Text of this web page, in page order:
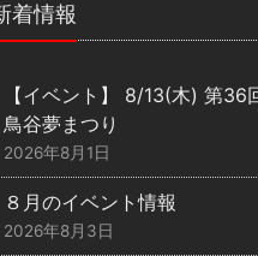
着情報
【イベント】 8/13(木) 第36
鳥谷夢まつり
2026年8月1日
８月のイベント情報
2026年8月3日